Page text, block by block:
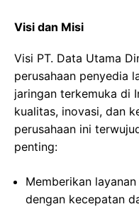
Visi dan Misi
Visi PT. Data Utama
perusahaan penyedia
jaringan terkemuka di
kualitas, inovasi, dan
perusahaan ini
penting:
Memberikan
dengan kecepatan